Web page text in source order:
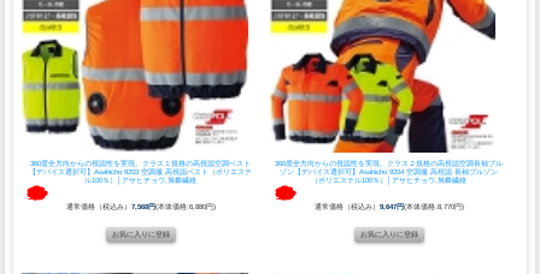
360度全方向からの視認性を実現。クラス１規格の高視認空調ベスト
【デバイス選択可】Asahicho 9203 空調服 高視認ベスト（ポリエステ
ル100％）│アサヒチョウ,旭蝶繊維
通常価格（税込み） 7,568円(本体価格:6,880円)
360度全方向からの視認性を実現。クラス２規格の高視認空調長袖ブル
ゾン 【デバイス選択可】Asahicho 9204 空調服 高視認 長袖ブルゾン
（ポリエステル100％）│アサヒチョウ,旭蝶繊維
通常価格（税込み） 9,647円(本体価格:8,770円)